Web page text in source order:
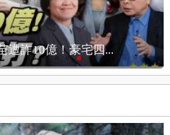
大威脅!蘇姿丰:AMD...